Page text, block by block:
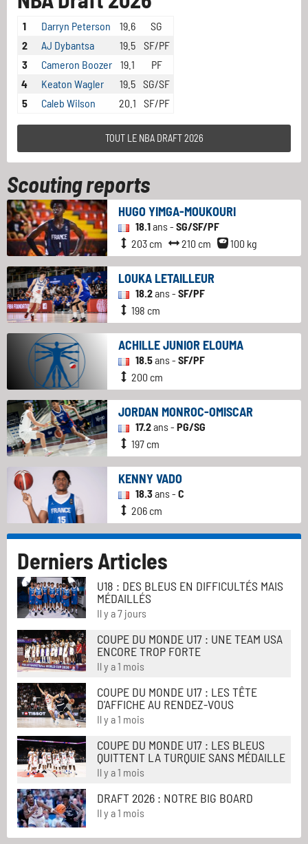
1 Darryn Peterson 19.6
SG
2
AJ Dybantsa 19.5
SF/PF
3
Cameron Boozer 19.1
PF
4
Keaton Wagler 19.5 SG/SF
5
Caleb Wilson 20.1 SF/PF
TOUT LE NBA DRAFT 2026
Scouting reports
HUGO YIMGA-MOUKOURI
18.1ans - SG/SF/PF
203 cm
210 cm 100 kg
LOUKA LETAILLEUR
18.2ans - SF/PF
198 cm
ACHILLE JUNIOR ELOUMA
18.5ans - SF/PF
200 cm
JORDAN MONROC-OMISCAR
17.2ans - PG/SG
197 cm
KENNY VADO
18.3ans - C
206 cm
Derniers Articles
U18 : DES BLEUS EN DIFFICULTÉS MAIS
MÉDAILLÉS
Il y a 7 jours
COUPE DU MONDE U17 : UNE TEAM USA
ENCORE TROP FORTE
Il y a 1 mois
COUPE DU MONDE U17 : LES TÊTE
D'AFFICHE AU RENDEZ-VOUS
Il y a 1 mois
COUPE DU MONDE U17 : LES BLEUS
QUITTENT LA TURQUIE SANS MÉDAILLE
Il y a 1 mois
DRAFT 2026 : NOTRE BIG BOARD
Il y a 1 mois